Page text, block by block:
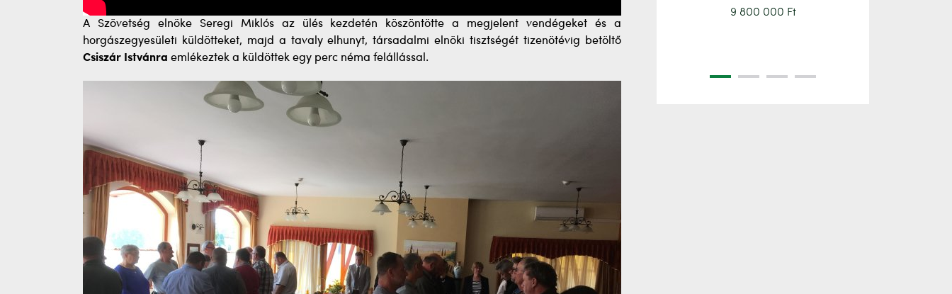
A Szövetség elnöke Seregi Miklós az ülés kezdetén köszöntötte a megjelent vendégeket és a
horgászegyesületi küldötteket, majd a tavaly elhunyt, társadalmi elnöki tisztségét tizenötévig betöltő
Csiszár Istvánra emlékeztek a küldöttek egy perc néma felállással.
9 800 000 Ft